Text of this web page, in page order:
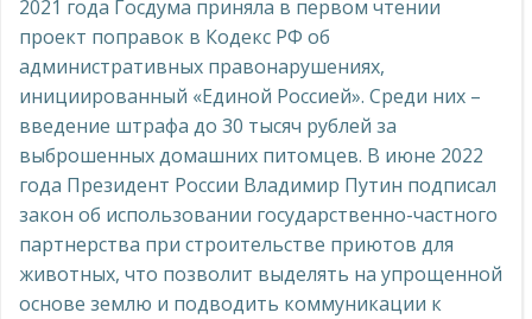
2021 года Госдума приняла в первом чтении
проект поправок в Кодекс РФ об
административных правонарушениях,
инициированный «Единой Россией». Среди них –
введение штрафа до 30 тысяч рублей за
выброшенных домашних питомцев. В июне 2022
года Президент России Владимир Путин подписал
закон об использовании государственно-частного
партнерства при строительстве приютов для
животных, что позволит выделять на упрощенной
основе землю и подводить коммуникации к